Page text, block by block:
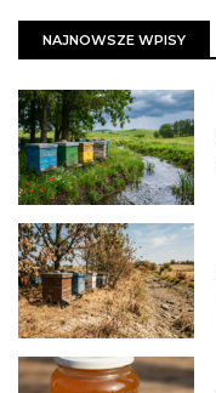
NAJNOWSZE WPISY